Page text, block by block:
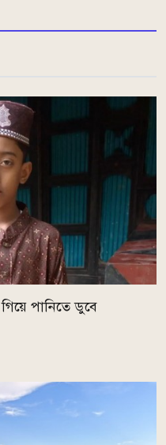
পানিতে ডুবে